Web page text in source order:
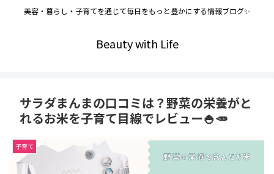
美容・暮らし・子育てを通じて毎日をもっと豊かにする情報ブログ✨
Beauty with Life
サラダまんまの口コミは？野菜の栄養がと
れるお米を子育て目線でレビュー🍚🥕
子育て